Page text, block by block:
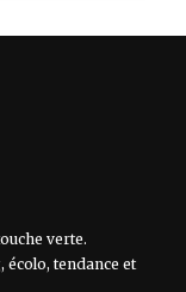
verte.
écolo, tendance et